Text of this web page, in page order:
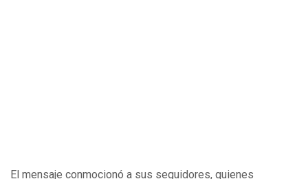
El mensaje conmocionó a sus seguidores, quienes